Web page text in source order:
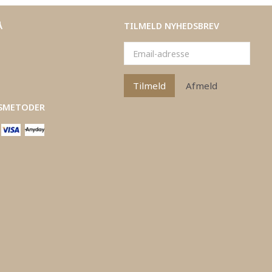
TILMELD NYHEDSBREV
adresse
Tilmeld Afmeld